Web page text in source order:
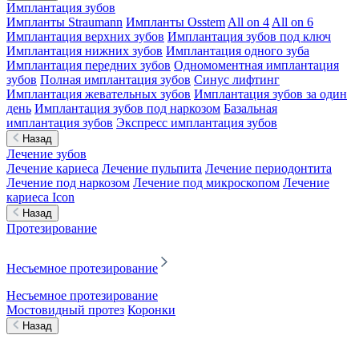
Имплантация зубов
Импланты Straumann Импланты Osstem All on 4 All on 6
Имплантация верхних зубов Имплантация зубов под ключ
Имплантация нижних зубов Имплантация одного зуба
Имплантация передних зубов Одномоментная имплантация
зубов Полная имплантация зубов Синус лифтинг
Имплантация жевательных зубов Имплантация зубов за один
день Имплантация зубов под наркозом Базальная
имплантация зубов Экспресс имплантация зубов
Назад
Лечение зубов
Лечение кариеса Лечение пульпита Лечение периодонтита
Лечение под наркозом Лечение под микроскопом Лечение
кариеса Icon
Назад
Протезирование
Несъемное протезирование
Несъемное протезирование
Мостовидный протез Коронки
Назад